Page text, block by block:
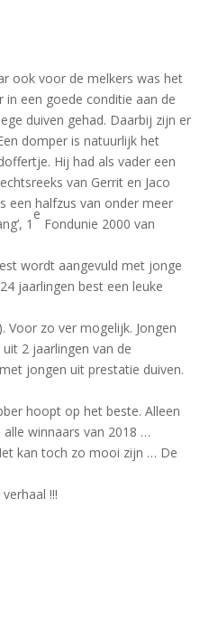
ook voor de melkers was het
in een goede conditie aan de
duiven gehad. Daarbij zijn er
domper is natuurlijk het
Hij had als vader een
van Gerrit en Jaco
een halfzus van onder meer
1
e
Fondunie 2000 van
wordt aangevuld met jonge
jaarlingen best een leuke
Voor zo ver mogelijk. Jongen
2 jaarlingen van de
jongen uit prestatie duiven.
hoopt op het beste. Alleen
winnaars van 2018 …
kan toch zo mooi zijn … De
!!!